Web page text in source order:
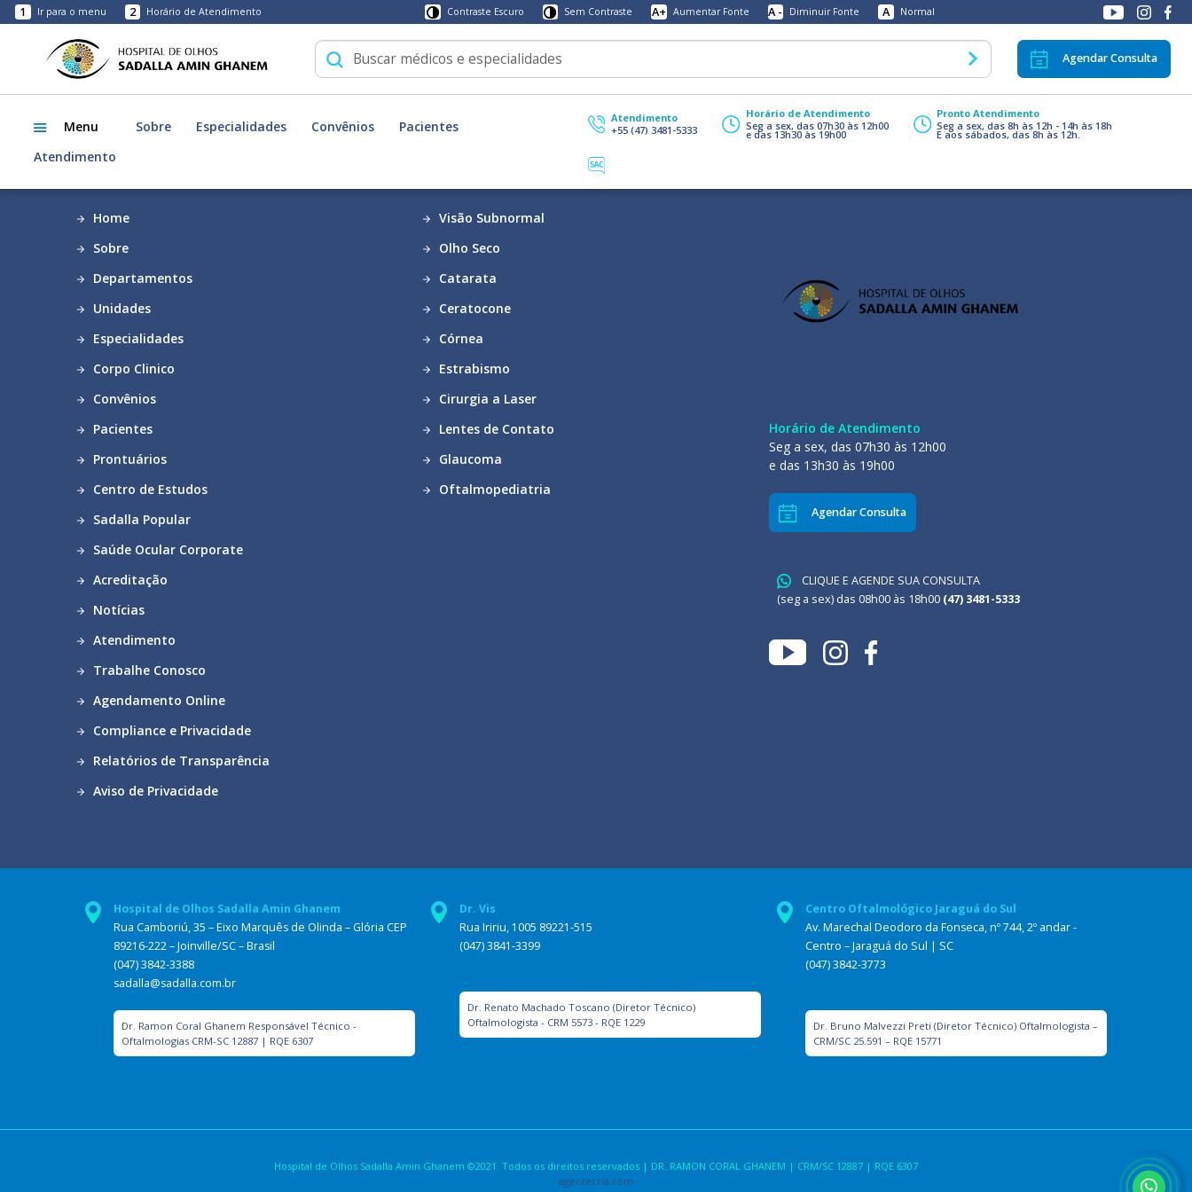
1 Ir para o menu 2 Horário de Atendimento Contraste Escuro Sem Contraste A+ Aumentar Fonte A - Diminuir Fonte A Normal
Agendar Consulta
Menu Sobre Especialidades Convênios
Pacientes
Atendimento
Atendimento
+55 (47) 3481-5333
Horário de Atendimento
Seg a sex, das 07h30 às 12h00
e das 13h30 às 19h00
Pronto Atendimento
Seg a sex, das 8h às 12h - 14h às 18h
E aos sábados, das 8h às 12h.
Home
Sobre
Departamentos
Unidades
Especialidades
Corpo Clinico
Convênios
Pacientes
Prontuários
Centro de Estudos
Sadalla Popular
Saúde Ocular Corporate
Acreditação
Notícias
Atendimento
Trabalhe Conosco
Agendamento Online
Compliance e Privacidade
Relatórios de Transparência
Aviso de Privacidade
Visão Subnormal
Olho Seco
Catarata
Ceratocone
Córnea
Estrabismo
Cirurgia a Laser
Lentes de Contato
Glaucoma
Oftalmopediatria
Horário de Atendimento
Seg a sex, das 07h30 às 12h00
e das 13h30 às 19h00
Agendar Consulta
CLIQUE E AGENDE SUA CONSULTA
(seg a sex) das 08h00 às 18h00 (47) 3481-5333
Hospital de Olhos Sadalla Amin Ghanem
Rua Camboriú, 35 – Eixo Marquês de Olinda – Glória CEP
89216-222 – Joinville/SC – Brasil
(047) 3842-3388
sadalla@sadalla.com.br
Dr. Ramon Coral Ghanem Responsável Técnico -
Oftalmologias CRM-SC 12887 | RQE 6307
Dr. Vis
Rua Iririu, 1005 89221-515
(047) 3841-3399
Dr. Renato Machado Toscano (Diretor Técnico)
Oftalmologista - CRM 5573 - RQE 1229
Centro Oftalmológico Jaraguá do Sul
Av. Marechal Deodoro da Fonseca, nº 744, 2º andar -
Centro – Jaraguá do Sul | SC
(047) 3842-3773
Dr. Bruno Malvezzi Preti (Diretor Técnico) Oftalmologista –
CRM/SC 25.591 – RQE 15771
Hospital de Olhos Sadalla Amin Ghanem ©2021. Todos os direitos reservados | DR. RAMON CORAL GHANEM | CRM/SC 12887 | RQE 6307
agentecria.com